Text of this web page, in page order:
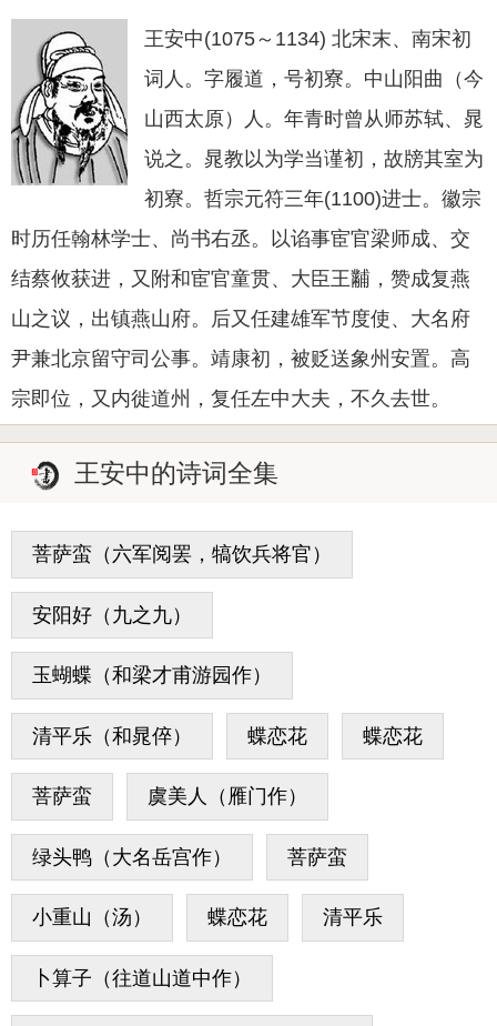
王安中(1075～1134) 北宋末、南宋初
词人。字履道，号初寮。中山阳曲（今
山西太原）人。年青时曾从师苏轼、晁
说之。晁教以为学当谨初，故牓其室为
初寮。哲宗元符三年(1100)进士。徽宗
时历任翰林学士、尚书右丞。以谄事宦官梁师成、交
结蔡攸获进，又附和宦官童贯、大臣王黼，赞成复燕
山之议，出镇燕山府。后又任建雄军节度使、大名府
尹兼北京留守司公事。靖康初，被贬送象州安置。高
宗即位，又内徙道州，复任左中大夫，不久去世。
王安中的诗词全集
菩萨蛮（六军阅罢，犒饮兵将官）
安阳好（九之九）
玉蝴蝶（和梁才甫游园作）
清平乐（和晁倅） 蝶恋花 蝶恋花
菩萨蛮 虞美人（雁门作）
绿头鸭（大名岳宫作） 菩萨蛮
小重山（汤） 蝶恋花 清平乐
卜算子（往道山道中作）